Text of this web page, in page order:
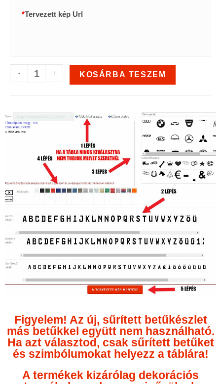
*Tervezett kép Url
- + KOSÁRBA TESZEM
Figyelem! Az új, sűrített betűkészlet
más betűkkel együtt nem használható.
Ha azt választod, csak sűrített betűket
és szimbólumokat helyezz a táblára!
A termékek kizárólag dekorációs